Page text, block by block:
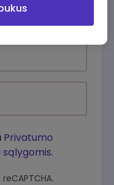
Privatumo
sąlygomis.